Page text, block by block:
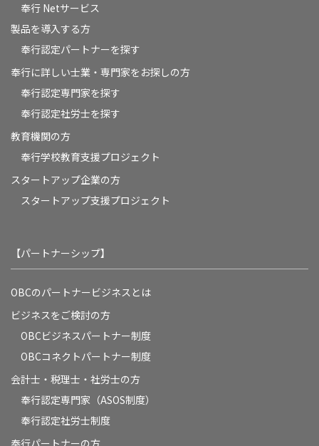
奉行 Netサービス
製品を導入する方
奉行認定パートナーを探す
奉行に詳しい士業・専門家をお探しの方
奉行認定専門家を探す
奉行認定社労士を探す
教育機関の方
奉⾏学校教育⽀援プロジェクト
スタートアップ企業の方
スタートアップ支援プロジェクト
【パートナーシップ】
OBCのパートナービジネスとは
ビジネスをご検討の方
OBCビジネスパートナー制度
OBCコネクトパートナー制度
会計士・税理士・社労士の方
奉行認定専門家（ASOS制度）
奉行認定社労士制度
奉行パートナーの方